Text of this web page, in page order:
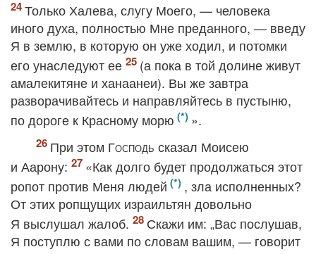
Только Халева, слугу Моего, — человека
иного духа, полностью Мне преданного, — введу
Я в землю, в которую он уже ходил, и потомки
его унаследуют ее
(а пока в той долине живут
амалекитяне и ханаанеи). Вы же завтра
разворачивайтесь и направляйтесь в пустыню,
по дороге к Красному морю
».
При этом Господь сказал Моисею
и Аарону:
«Как долго будет продолжаться этот
ропот против Меня людей
, зла исполненных?
От этих ропщущих израильтян довольно
Я выслушал жалоб.
Скажи им: „Вас послушав,
Я поступлю с вами по словам вашим, — говорит